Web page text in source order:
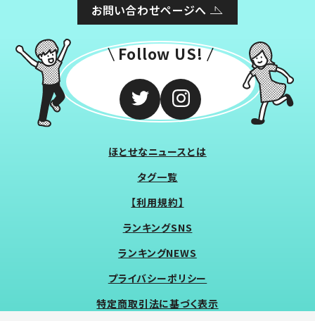
お問い合わせページへ
Follow US!
ほとせなニュースとは
タグ一覧
【利用規約】
ランキングSNS
ランキングNEWS
プライバシーポリシー
特定商取引法に基づく表示